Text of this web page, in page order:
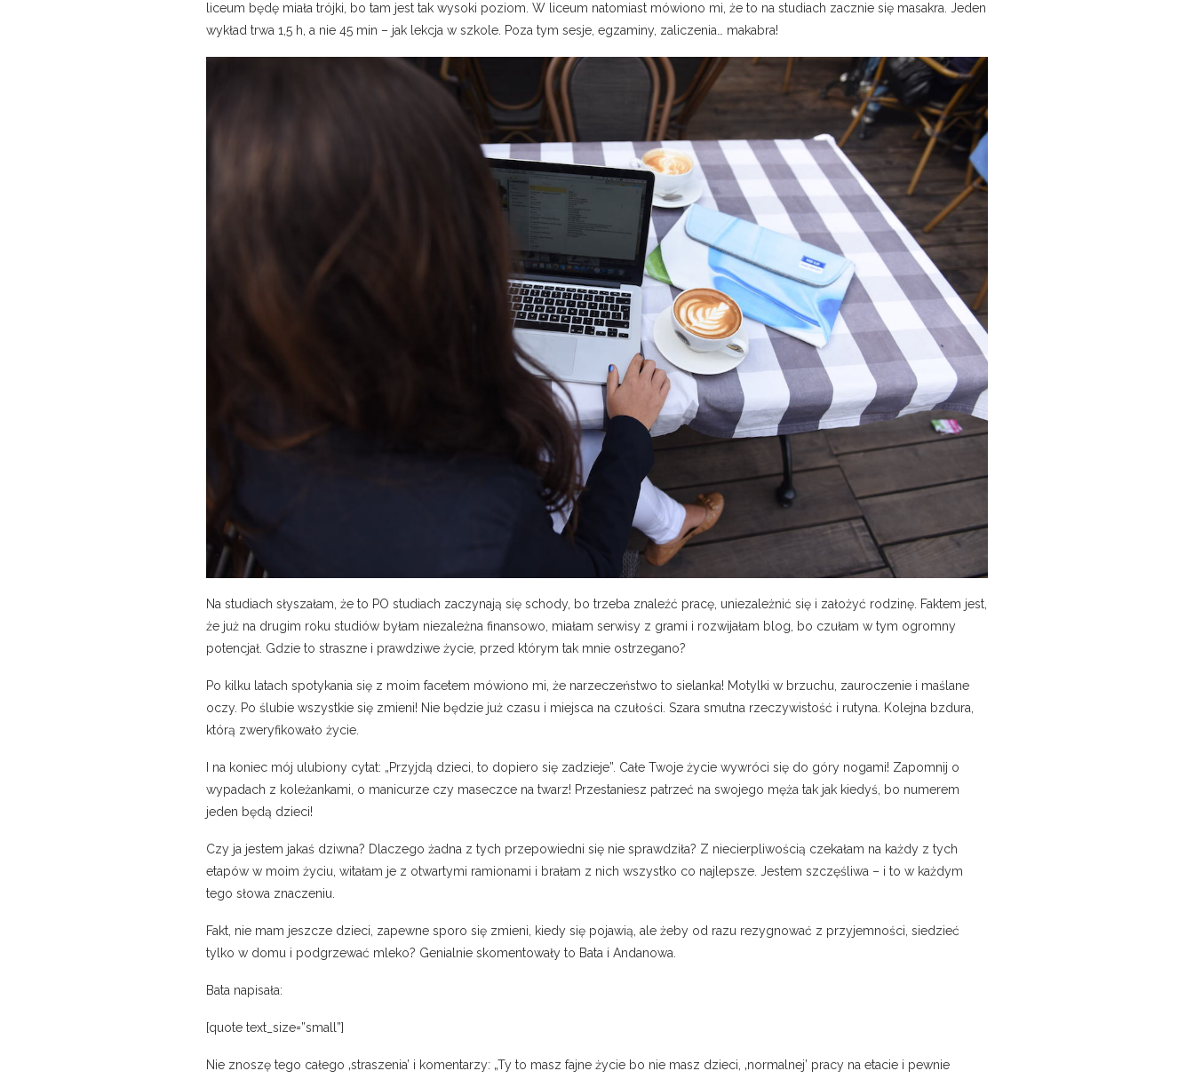
liceum będę miała trójki, bo tam jest tak wysoki poziom. W liceum natomiast mówiono mi, że to na studiach zacznie się masakra. Jeden
wykład trwa 1,5 h, a nie 45 min – jak lekcja w szkole. Poza tym sesje, egzaminy, zaliczenia… makabra!
Na studiach słyszałam, że to PO studiach zaczynają się schody, bo trzeba znaleźć pracę, uniezależnić się i założyć rodzinę. Faktem jest,
że już na drugim roku studiów byłam niezależna finansowo, miałam serwisy z grami i rozwijałam blog, bo czułam w tym ogromny
potencjał. Gdzie to straszne i prawdziwe życie, przed którym tak mnie ostrzegano?
Po kilku latach spotykania się z moim facetem mówiono mi, że narzeczeństwo to sielanka! Motylki w brzuchu, zauroczenie i maślane
oczy. Po ślubie wszystkie się zmieni! Nie będzie już czasu i miejsca na czułości. Szara smutna rzeczywistość i rutyna. Kolejna bzdura,
którą zweryfikowało życie.
I na koniec mój ulubiony cytat: „Przyjdą dzieci, to dopiero się zadzieje”. Całe Twoje życie wywróci się do góry nogami! Zapomnij o
wypadach z koleżankami, o manicurze czy maseczce na twarz! Przestaniesz patrzeć na swojego męża tak jak kiedyś, bo numerem
jeden będą dzieci!
Czy ja jestem jakaś dziwna? Dlaczego żadna z tych przepowiedni się nie sprawdziła? Z niecierpliwością czekałam na każdy z tych
etapów w moim życiu, witałam je z otwartymi ramionami i brałam z nich wszystko co najlepsze. Jestem szczęśliwa – i to w każdym
tego słowa znaczeniu.
Fakt, nie mam jeszcze dzieci, zapewne sporo się zmieni, kiedy się pojawią, ale żeby od razu rezygnować z przyjemności, siedzieć
tylko w domu i podgrzewać mleko? Genialnie skomentowały to Bata i Andanowa.
Bata napisała:
[quote text_size=”small”]
Nie znoszę tego całego ‚straszenia’ i komentarzy: „Ty to masz fajne życie bo nie masz dzieci, ‚normalnej’ pracy na etacie i pewnie